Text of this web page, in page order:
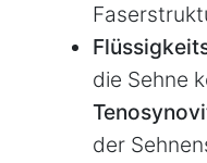
die Sehne
der